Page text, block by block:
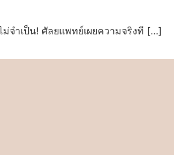
ม่จำเป็น! ศัลยแพทย์เผยความจริงที […]